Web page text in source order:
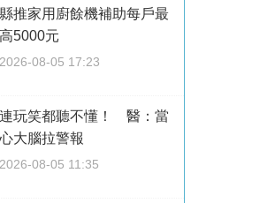
縣推家用廚餘機補助每戶最
高5000元
2026-08-05 17:23
連玩笑都聽不懂！ 醫：當
心大腦拉警報
2026-08-05 11:35